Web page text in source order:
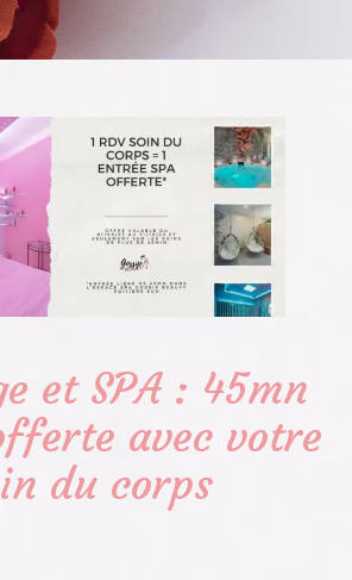
et SPA : 45mn
avec votre
du corps